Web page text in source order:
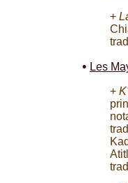
+
• Les
+